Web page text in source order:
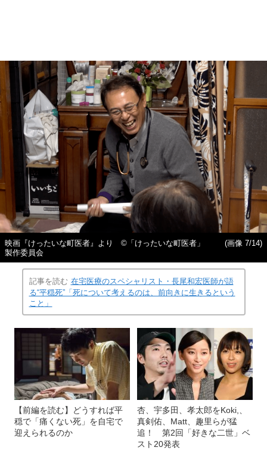
映画『けったいな町医者』より ©️「けったいな町医者」
製作委員会
(画像 7/14)
記事を読む 在宅医療のスペシャリスト・長尾和宏医師が語
る“平穏死”「死について考えるのは、前向きに生きるという
こと」
【前編を読む】どうすれば平
穏で「痛くない死」を自宅で
迎えられるのか
杏、宇多田、孝太郎をKoki,、
真剣佑、Matt、趣里らが猛
追！ 第2回「好きな二世」ベ
スト20発表